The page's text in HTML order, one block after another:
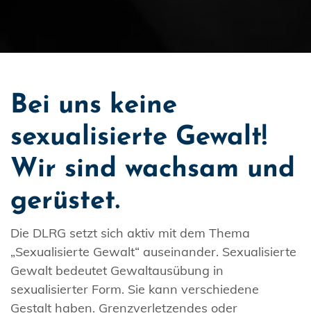
Bei uns keine
sexualisierte Gewalt!
Wir sind wachsam und
gerüstet.
Die DLRG setzt sich aktiv mit dem Thema
„Sexualisierte Gewalt“ auseinander. Sexualisierte
Gewalt bedeutet Gewaltausübung in
sexualisierter Form. Sie kann verschiedene
Gestalt haben. Grenzverletzendes oder